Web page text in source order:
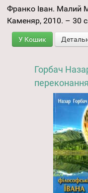
Франко Іван. Малий
Каменяр, 2010. – 30
У Кошик
Горбач